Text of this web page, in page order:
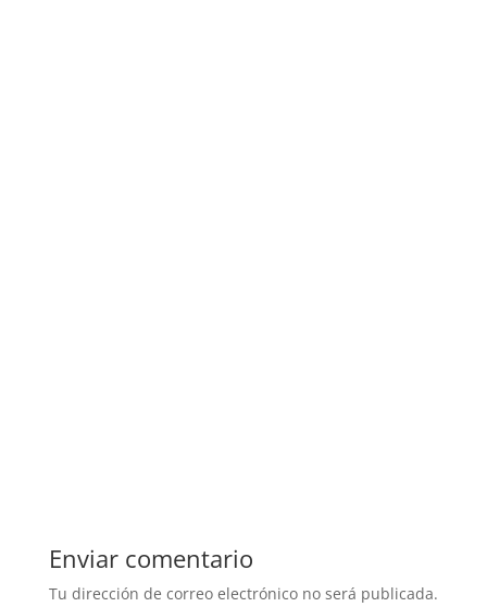
Enviar comentario
Tu dirección de correo electrónico no será publicada.